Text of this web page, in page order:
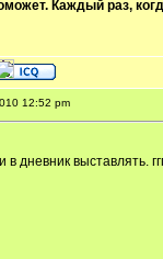
Каждый раз,
12:52 pm
дневник выставлять.